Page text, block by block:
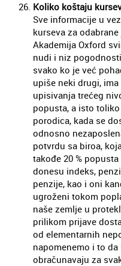
Koliko koštaju
Sve informacije u
kurseva za
Akademija Oxford
nudi i niz
svako ko je već
upiše neki drugi,
upisivanja trećeg
popusta, a isto
porodica, kada se
odnosno
potvrdu sa biroa,
takođe 20 %
donesu indeks,
penzije, kao i oni
ugroženi tokom
naše zemlje u
prilikom prijave
od elementarnih
napomenemo i to
obračunavaju za